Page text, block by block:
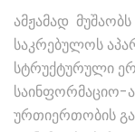
ამჟამად
საკრებულოს
სტრუქტურული
საინფორმაციო-
ურთიერთობის